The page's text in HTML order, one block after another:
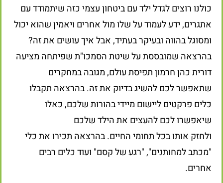
כולנו רוצים לגדל ילד עם ביטחון עצמי כזה שיתמודד עם
אתגרים, ידע לעמוד על שלו מול אחרים ויאמין שהוא יכול
ומסוגל בהווה ובעיקר בעתיד, אבל איך עושים את זה?
בהרצאה שמובססת על שיטת הסמכו"ת שפיתחה מציעה
דורית כהן חרמון תפיסת עולם, מגובה במחקרים
שתאפשר לכם להשיג בדיוק את זה. בהרצאה תקבלו
כלים פרקטים ליישום מיידי בהורות שלכם, כאלו
שיאפשרו לכם להעצים את הילד שלכם
ולחזק אותו בכל תחומי החיים. בהרצאה תכירו את כלי
"מכתב למחותנים", "רגע של קסם" ועוד כלים רבים
אחרים.